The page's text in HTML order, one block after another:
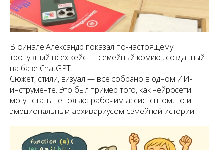
В финале Александр показал по-настоящему
тронувший всех кейс — семейный комикс, созданный
на базе ChatGPT.
Сюжет, стили, визуал — всё собрано в одном ИИ-
инструменте. Это был пример того, как нейросети
могут стать не только рабочим ассистентом, но и
эмоциональным архивариусом семейной истории.